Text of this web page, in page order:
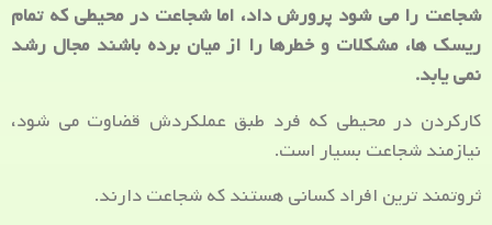
شجاعت را می شود پرورش داد، اما شجاعت در محیطی که تمام
ریسک ها، مشکلات و خطرها را از میان برده باشند مجال رشد
نمی یابد.
کارکردن در محیطی که فرد طبق عملکردش قضاوت می شود،
نیازمند شجاعت بسیار است.
ثروتمند ترین افراد کسانی هستند که شجاعت دارند.